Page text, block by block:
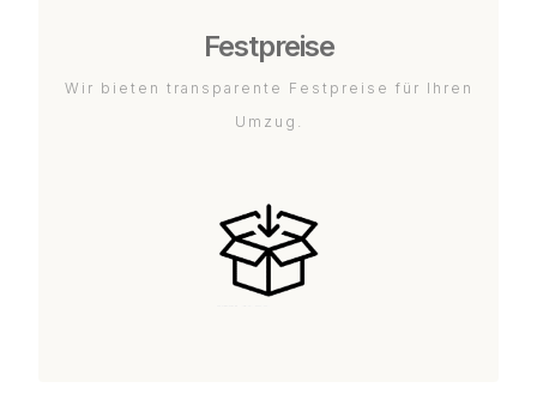
Festpreise
Wir bieten transparente Festpreise für Ihren
Umzug.